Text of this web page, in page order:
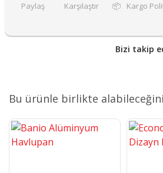
Paylaş Karşılaştır 📦 Kargo
Bizi takip
Bu ürünle birlikte